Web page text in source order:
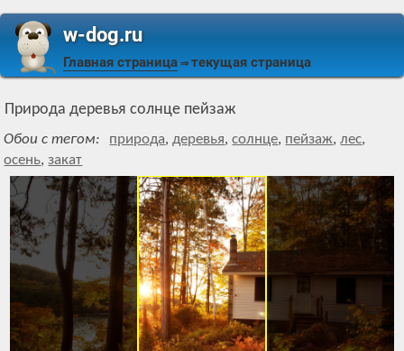
w-dog.ru
Главная страница ⇒ текущая страница
Природа деревья солнце пейзаж
Обои с тегом: природа,деревья,солнце, пейзаж,лес,
осень,закат